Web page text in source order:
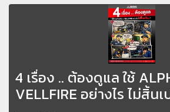
4 เรื่อง .. ต้องดูแล ใช้
VELLFIRE อย่างไร ไม่สิ้น